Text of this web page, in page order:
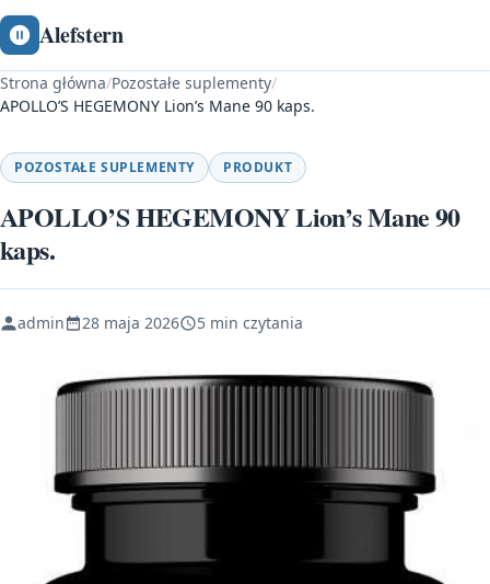
Alefstern
Strona główna/Pozostałe suplementy/
APOLLO’S HEGEMONY Lion’s Mane 90 kaps.
POZOSTAŁE SUPLEMENTY PRODUKT
APOLLO’S HEGEMONY Lion’s Mane 90
kaps.
admin 28 maja 2026 5 min czytania